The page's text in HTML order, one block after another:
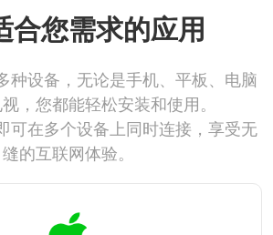
合您需求的应用
种设备，无论是手机、平板、电脑
，您都能轻松安装和使用。
可在多个设备上同时连接，享受无
缝的互联网体验。